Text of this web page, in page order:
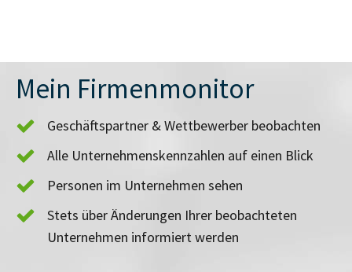
Mein Firmenmonitor
Geschäftspartner & Wettbewerber beobachten
Alle Unternehmenskennzahlen auf einen Blick
Personen im Unternehmen sehen
Stets über Änderungen Ihrer beobachteten
Unternehmen informiert werden